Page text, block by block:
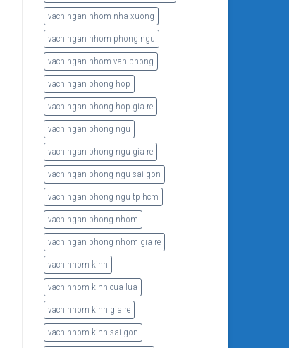
vach ngan nhom nha xuong
vach ngan nhom phong ngu
vach ngan nhom van phong
vach ngan phong hop
vach ngan phong hop gia re
vach ngan phong ngu
vach ngan phong ngu gia re
vach ngan phong ngu sai gon
vach ngan phong ngu tp hcm
vach ngan phong nhom
vach ngan phong nhom gia re
vach nhom kinh
vach nhom kinh cua lua
vach nhom kinh gia re
vach nhom kinh sai gon